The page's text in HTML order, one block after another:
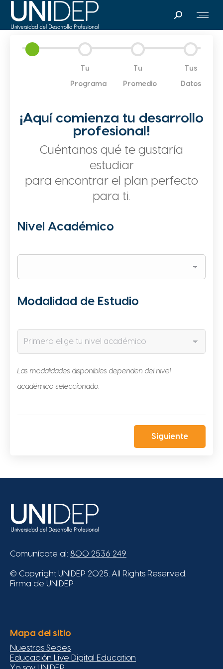
Search:
Tu
Programa
Tu
Promedio
Tus
Datos
¡Aquí comienza tu desarrollo
profesional!
Cuéntanos qué te gustaría
estudiar
para encontrar el plan perfecto
para ti.
Nivel Académico
Modalidad de Estudio
Las modalidades disponibles dependen del nivel
académico seleccionado.
Siguiente
Comunícate al: 800 2536 249
© Copyright UNIDEP 2025. All Rights Reserved.
Firma de UNIDEP
Mapa del sitio
Nuestras Sedes
Educación Live Digital Education